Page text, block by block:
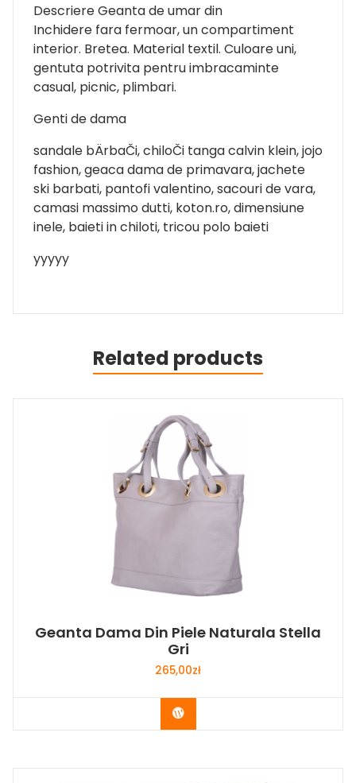
Descriere Geanta de umar din
Inchidere fara fermoar, un compartiment
interior. Bretea. Material textil. Culoare uni,
gentuta potrivita pentru imbracaminte
casual, picnic, plimbari.
Genti de dama
sandale bÄrbaČi, chiloČi tanga calvin klein, jojo
fashion, geaca dama de primavara, jachete
ski barbati, pantofi valentino, sacouri de vara,
camasi massimo dutti, koton.ro, dimensiune
inele, baieti in chiloti, tricou polo baieti
yyyyy
Related products
Geanta Dama Din Piele Naturala Stella
Gri
265,00zł
Buy Now